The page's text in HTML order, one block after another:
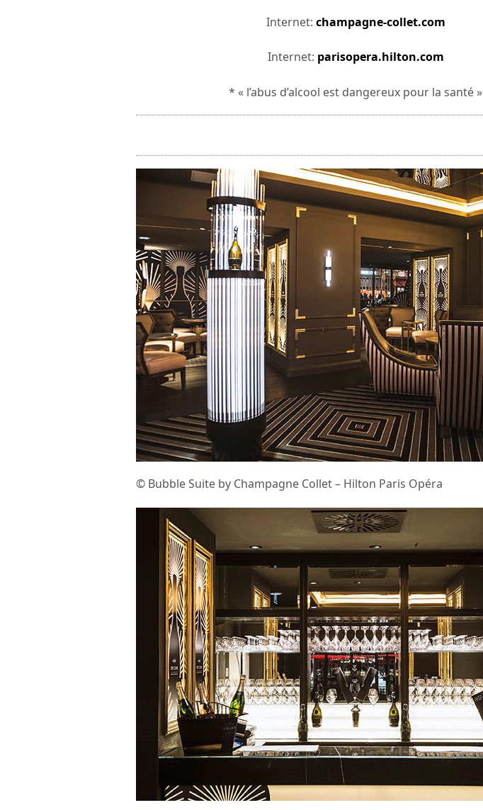
Internet: champagne-collet.com
Internet: parisopera.hilton.com
* « l’abus d’alcool est dangereux pour la santé »
© Bubble Suite by Champagne Collet – Hilton Paris Opéra